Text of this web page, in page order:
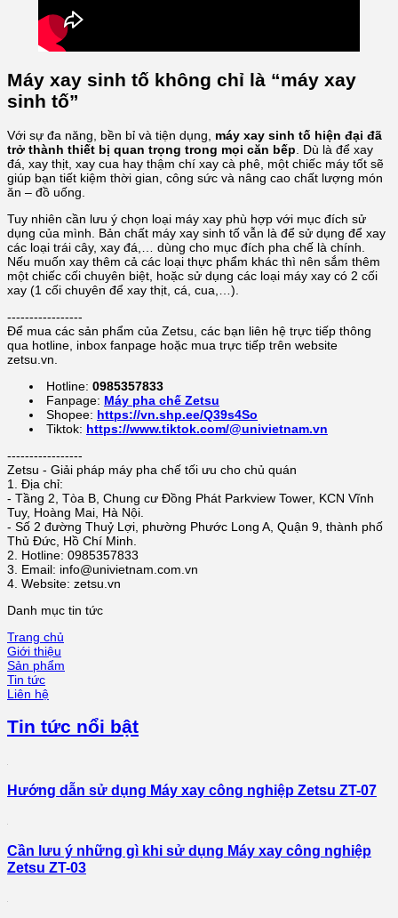
Máy xay sinh tố không chỉ là “máy xay
sinh tố”
Với sự đa năng, bền bỉ và tiện dụng, máy xay sinh tố hiện đại đã
trở thành thiết bị quan trọng trong mọi căn bếp . Dù là để xay
đá, xay thịt, xay cua hay thậm chí xay cà phê, một chiếc máy tốt sẽ
giúp bạn tiết kiệm thời gian, công sức và nâng cao chất lượng món
ăn – đồ uống.
Tuy nhiên cần lưu ý chọn loại máy xay phù hợp với mục đích sử
dụng của mình. Bản chất máy xay sinh tố vẫn là để sử dụng để xay
các loại trái cây, xay đá,… dùng cho mục đích pha chế là chính.
Nếu muốn xay thêm cả các loại thực phẩm khác thì nên sắm thêm
một chiếc cối chuyên biệt, hoặc sử dụng các loại máy xay có 2 cối
xay (1 cối chuyên để xay thịt, cá, cua,…).
-----------------
Để mua các sản phẩm của Zetsu, các bạn liên hệ trực tiếp thông
qua hotline, inbox fanpage hoặc mua trực tiếp trên website
zetsu.vn.
Hotline: 0985357833
Fanpage: Máy pha chế Zetsu
Shopee: https://vn.shp.ee/Q39s4So
Tiktok: https://www.tiktok.com/@univietnam.vn
-----------------
Zetsu - Giải pháp máy pha chế tối ưu cho chủ quán
1. Địa chỉ:
- Tầng 2, Tòa B, Chung cư Đồng Phát Parkview Tower, KCN Vĩnh
Tuy, Hoàng Mai, Hà Nội.
- Số 2 đường Thuỷ Lợi, phường Phước Long A, Quận 9, thành phố
Thủ Đức, Hồ Chí Minh.
2. Hotline: 0985357833
3. Email: info@univietnam.com.vn
4. Website: zetsu.vn
Danh mục tin tức
Trang chủ
Giới thiệu
Sản phẩm
Tin tức
Liên hệ
Tin tức nổi bật
Hướng dẫn sử dụng Máy xay công nghiệp Zetsu ZT-07
Cần lưu ý những gì khi sử dụng Máy xay công nghiệp
Zetsu ZT-03